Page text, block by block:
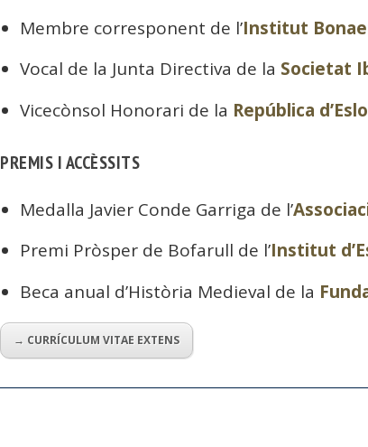
Membre corresponent de l’Institut
Vocal de la Junta Directiva de la Societat
Vicecònsol Honorari de la República
PREMIS I ACCÈSSITS
Medalla Javier Conde Garriga de l’
Premi Pròsper de Bofarull de l’Institut
Beca anual d’Història Medieval de la
→ CURRÍCULUM VITAE EXTENS